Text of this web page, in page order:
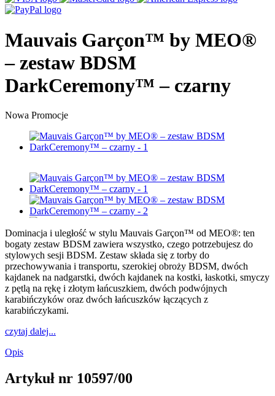
Mauvais Garçon™ by MEO®
– zestaw BDSM
DarkCeremony™ – czarny
Nowa Promocje
Dominacja i uległość w stylu Mauvais Garçon™ od MEO®: ten
bogaty zestaw BDSM zawiera wszystko, czego potrzebujesz do
stylowych sesji BDSM. Zestaw składa się z torby do
przechowywania i transportu, szerokiej obroży BDSM, dwóch
kajdanek na nadgarstki, dwóch kajdanek na kostki, łaskotki, smyczy
z pętlą na rękę i złotym łańcuszkiem, dwóch podwójnych
karabińczyków oraz dwóch łańcuszków łączących z
karabińczykami.
czytaj dalej...
Opis
Artykuł nr 10597/00